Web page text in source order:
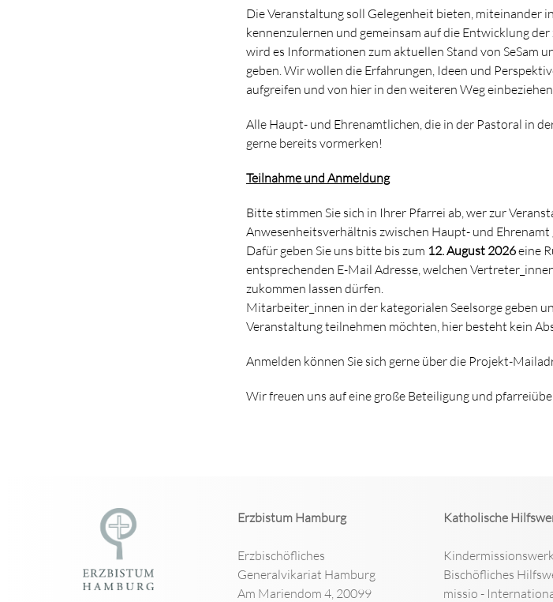
Die Veranstaltung soll Gelegenheit bieten, miteinander
kennenzulernen und gemeinsam auf die Entwicklung
wird es Informationen zum aktuellen Stand von SeSam
geben. Wir wollen die Erfahrungen, Ideen und
aufgreifen und von hier in den weiteren Weg einbeziehen.
Alle Haupt- und Ehrenamtlichen, die in der Pastoral in
gerne bereits vormerken!
Teilnahme und Anmeldung
Bitte stimmen Sie sich in Ihrer Pfarrei ab, wer zur
Anwesenheitsverhältnis zwischen Haupt- und Ehrenamt
Dafür geben Sie uns bitte bis zum 12. August 2026eine
entsprechenden E-Mail Adresse, welchen
zukommen lassen dürfen.
Mitarbeiter_innen in der kategorialen Seelsorge geben
Veranstaltung teilnehmen möchten, hier besteht kein
Anmelden können Sie sich gerne über die Projekt-
Wir freuen uns auf eine große Beteiligung und
Erzbistum Hamburg
Erzbischöfliches
Generalvikariat Hamburg
Am Mariendom 4, 20099
Katholische
Bischöfliches
missio -